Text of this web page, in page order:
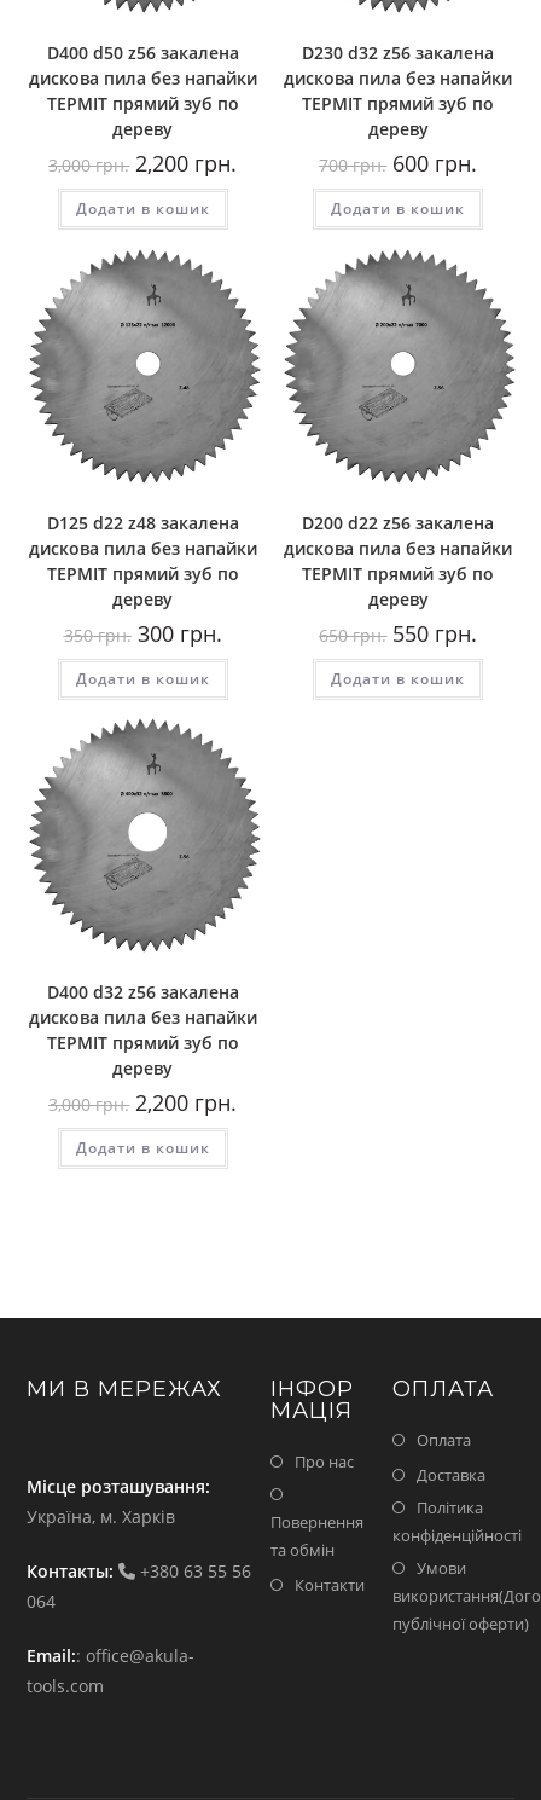
D400 d50 z56 закалена
дискова пила без напайки
ТЕРМІТ прямий зуб по
дереву
3,000грн. Оригінальна
ціна:
3,000
грн..
2,200 грн.
Додати в кошик
D230 d32 z56 закалена
дискова пила без напайки
ТЕРМІТ прямий зуб по
дереву
700грн. Оригінальна
ціна:
700
грн..
600 грн.
600
Додати в кошик
D125 d22 z48 закалена
дискова пила без напайки
ТЕРМІТ прямий зуб по
дереву
350грн. Оригінальна
ціна:
350
грн..
300грн.ціна:
300
Додати в кошик
D200 d22 z56 закалена
дискова пила без напайки
ТЕРМІТ прямий зуб по
дереву
650грн. Оригінальна
ціна:
650
грн..
550 грн.
550
Додати в кошик
D400 d32 z56 закалена
дискова пила без напайки
ТЕРМІТ прямий зуб по
дереву
3,000грн. Оригінальна
ціна:
3,000
грн..
2,200 грн.
Додати в кошик
МИ В МЕРЕЖАХ
Місце розташування:
Україна, м. Харків
Контакты:
+380 63 55 56
064
Email::office@akula-
tools.com
ІНФОР
МАЦІЯ
Про нас
Повернення
та обмін
Контакти
ОПЛАТА
Оплата
Доставка
Політика
конфіденційності
Умови
публічної оферти)